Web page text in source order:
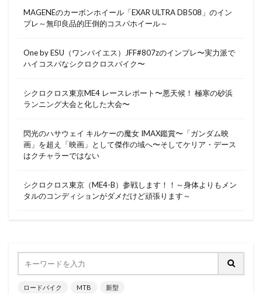
MAGENEのカーボンホイール「EXAR ULTRA DB508」のイン
プレ～無印良品的圧倒的コスパホイール～
One by ESU（ワンバイエス）JFF#807zのインプレ〜実力派で
ハイコスパなシクロクロスバイク〜
シクロクロス東京ME4 レースレポート〜悪天候！ 極寒の砂浜
ランニング大会と化した大会〜
閃光のハサウェイ キルケーの魔女 IMAX鑑賞〜「ガンダム映
画」を超え「映画」として傑作の域へ〜そしてケリア・デース
はクチャラーではない
シクロクロス東京（ME4-B）参戦します！！～身体よりもメン
タルのコンディションがダメだけど頑張ります～
ロードバイク MTB 新型